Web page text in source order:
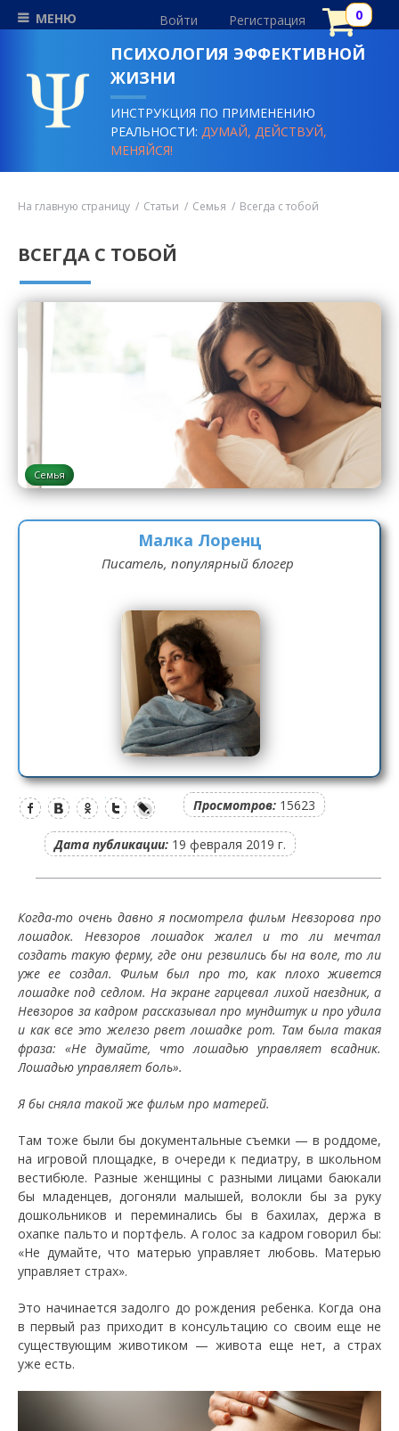
МЕНЮ Войти Регистрация
ПСИХОЛОГИЯ ЭФФЕКТИВНОЙ
ЖИЗНИ
ИНСТРУКЦИЯ ПО ПРИМЕНЕНИЮ
РЕАЛЬНОСТИ:ДУМАЙ, ДЕЙСТВУЙ,
МЕНЯЙСЯ!
На главную страницу Статьи Семья Всегда с тобой
ВСЕГДА С ТОБОЙ
Семья
Малка Лоренц
Писатель, популярный блогер
Просмотров: 15623
Дата публикации: 19 февраля 2019 г.
Когда-то очень давно я посмотрела фильм Невзорова про
лошадок. Невзоров лошадок жалел и то ли мечтал
создать такую ферму, где они резвились бы на воле, то ли
уже ее создал. Фильм был про то, как плохо живется
лошадке под седлом. На экране гарцевал лихой наездник, а
Невзоров за кадром рассказывал про мундштук и про удила
и как все это железо рвет лошадке рот. Там была такая
фраза: «Не думайте, что лошадью управляет всадник.
Лошадью управляет боль».
Я бы сняла такой же фильм про матерей.
Там тоже были бы документальные съемки — в роддоме,
на игровой площадке, в очереди к педиатру, в школьном
вестибюле. Разные женщины с разными лицами баюкали
бы младенцев, догоняли малышей, волокли бы за руку
дошкольников и переминались бы в бахилах, держа в
охапке пальто и портфель. А голос за кадром говорил бы:
«Не думайте, что матерью управляет любовь. Матерью
управляет страх».
Это начинается задолго до рождения ребенка. Когда она
в первый раз приходит в консультацию со своим еще не
существующим животиком — живота еще нет, а страх
уже есть.